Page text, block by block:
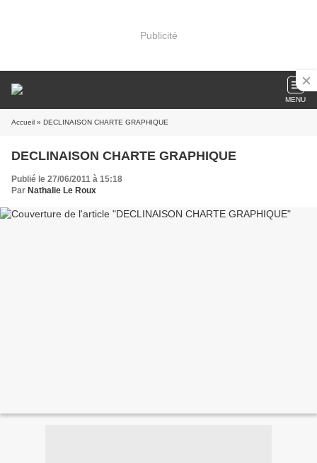
Publicité
MENU
Accueil » DECLINAISON CHARTE GRAPHIQUE
DECLINAISON CHARTE GRAPHIQUE
Publié le 27/06/2011 à 15:18
Par Nathalie Le Roux